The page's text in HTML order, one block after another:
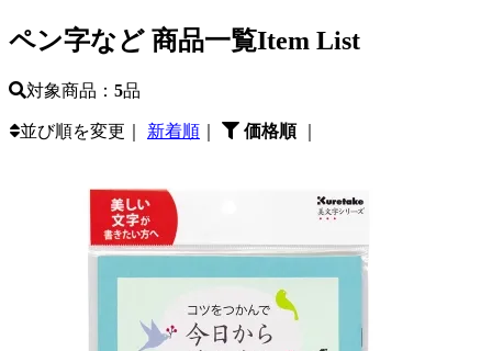
ペン字など 商品一覧Item List
対象商品： 5品
並び順を変更｜ 新着順 価格順｜